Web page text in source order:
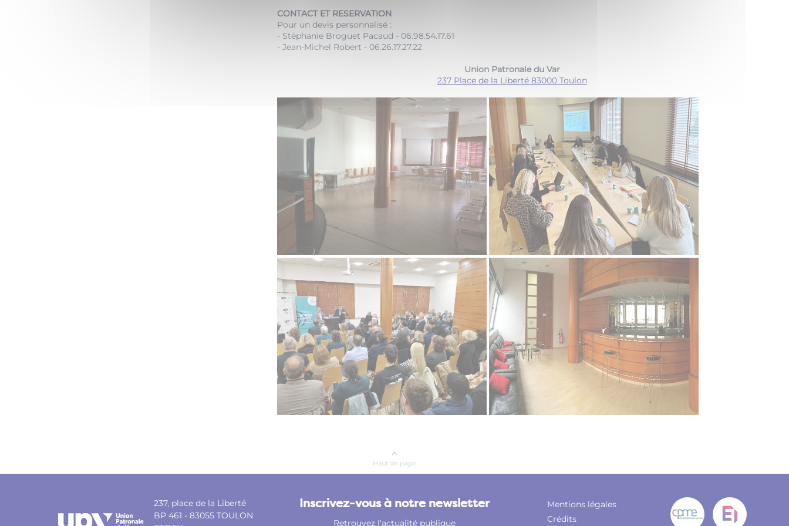
CONTACT ET RESERVATION
Pour un devis personnalisé :
- Stéphanie Broguet Pacaud - 06.98.54.17.61
- Jean-Michel Robert - 06.26.17.27.22
Union Patronale du Var
237 Place de la Liberté 83000 Toulon
Haut de page
237, place de la Liberté
BP 461 - 83055 TOULON
Inscrivez-vous à notre newsletter
Retrouvez l'actualité publique
Mentions légales
Crédits